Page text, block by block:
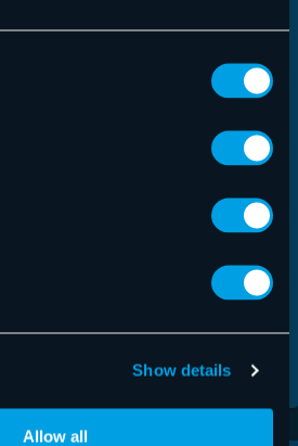
Show details
Allow all
durchgeführt, um mir
gelesen. Erst
Bewerberdaten übermittelt.